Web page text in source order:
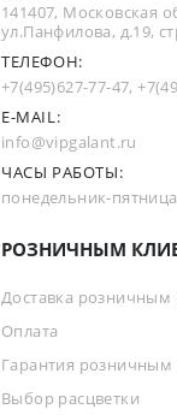
141407, Московская
ул.Панфилова, д.19,
ТЕЛЕФОН:
+7(495)627-77-47,
E-MAIL:
info@vipgalant.ru
ЧАСЫ РАБОТЫ:
понедельник-
РОЗНИЧНЫМ
Доставка розничным
Оплата
Гарантия розничным
Выбор расцветки